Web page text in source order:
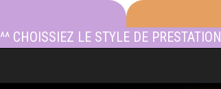
^^ CHOISSIEZ LE STYLE DE